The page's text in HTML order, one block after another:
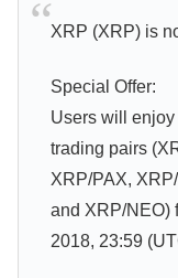
XRP (XRP) is
Special Offer:
Users will
trading pairs
XRP/PAX,
and XRP/NEO)
2018, 23:59